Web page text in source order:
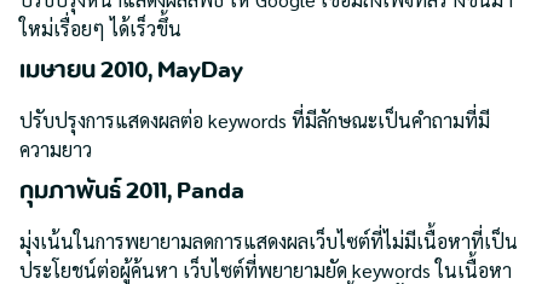
ใหม่เรื่อยๆ ได้เร็วขึ้น
เมษายน 2010, MayDay
ปรับปรุงการแสดงผลต่อ keywords ที่มีลักษณะเป็นคำถามที่มี
ความยาว
กุมภาพันธ์ 2011, Panda
มุ่งเน้นในการพยายามลดการแสดงผลเว็บไซต์ที่ไม่มีเนื้อหาที่เป็น
ประโยชน์ต่อผู้ค้นหา เว็บไซต์ที่พยายามยัด keywords ในเนื้อหา